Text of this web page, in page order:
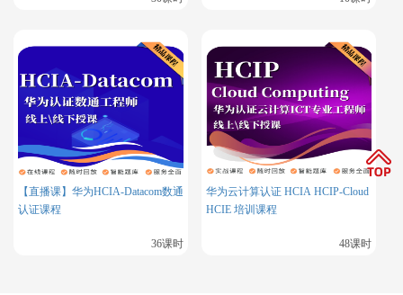
1.官方文档
Oracle 官方文档是学习 OCM 的重要资源，它详细介绍了 Ora
cle 数据库的各个方面，包括安装、配置、管理、调优等。你可
以通过 Oracle 官方网站下载官方文档，并认真阅读和学习。
【直播课】华为HCIA-Datacom数通
认证课程
36课时
华为云计算认证 HCIA HCIP-Cloud
HCIE 培训课程
48课时